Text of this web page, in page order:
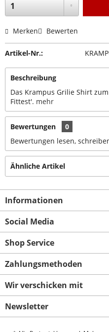
Merken Bewerten
Artikel-Nr.:
Beschreibung
Das Krampus Grilie Shirt
Fittest'. mehr
Bewertungen
0
Bewertungen lesen,
Ähnliche Artikel
Informationen
Social Media
Shop Service
Zahlungsmethoden
Wir verschicken mit
Newsletter